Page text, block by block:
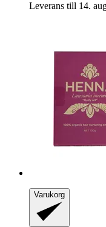
Leverans till 14.
Varukorg